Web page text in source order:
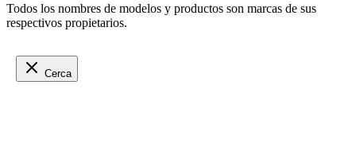
Todos los nombres de modelos y productos son marcas de sus
respectivos propietarios.
Cerca